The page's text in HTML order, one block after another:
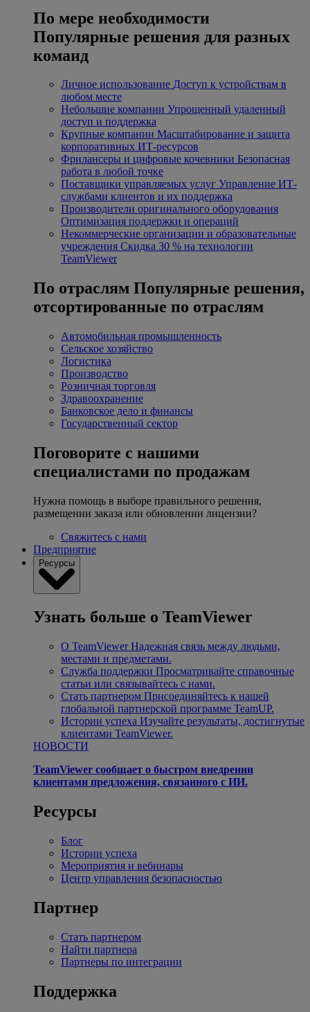
По мере необходимости
Популярные решения для разных
команд
Личное использование Доступ к устройствам в
любом месте
Небольшие компании Упрощенный удаленный
доступ и поддержка
Крупные компании Масштабирование и защита
корпоративных ИТ-ресурсов
Фрилансеры и цифровые кочевники Безопасная
работа в любой точке
Поставщики управляемых услуг Управление ИТ-
службами клиентов и их поддержка
Производители оригинального оборудования
Оптимизация поддержки и операций
Некоммерческие организации и образовательные
учреждения Скидка 30 % на технологии
TeamViewer
По отраслям Популярные решения,
отсортированные по отраслям
Автомобильная промышленность
Сельское хозяйство
Логистика
Производство
Розничная торговля
Здравоохранение
Банковское дело и финансы
Государственный сектор
Поговорите с нашими
специалистами по продажам
Нужна помощь в выборе правильного решения,
размещении заказа или обновлении лицензии?
Свяжитесь с нами
Предприятие
Ресурсы
Узнать больше о TeamViewer
О TeamViewer Надежная связь между людьми,
местами и предметами.
Служба поддержки Просматривайте справочные
статьи или связывайтесь с нами.
Стать партнером Присоединяйтесь к нашей
глобальной партнерской программе TeamUP.
Истории успеха Изучайте результаты, достигнутые
клиентами TeamViewer.
НОВОСТИ
TeamViewer сообщает о быстром внедрении
клиентами предложения, связанного с ИИ.
Ресурсы
Блог
Истории успеха
Мероприятия и вебинары
Центр управления безопасностью
Партнер
Стать партнером
Найти партнера
Партнеры по интеграции
Поддержка